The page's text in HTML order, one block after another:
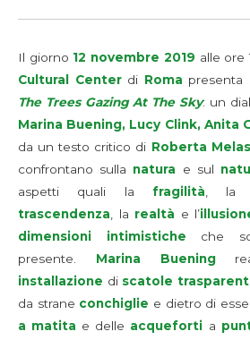
Il giorno 12 novembre 2019 alle ore
Cultural Centerdi Roma presenta
The Trees Gazing At The Sky: un
Marina Buening, Lucy Clink, Anita
da un testo critico di Roberta
confrontano sulla natura e sul
aspetti quali la fragilità, la
trascendenza, la realtà e l’
dimensioni intimistiche che
presente. Marina Buening
installazione discatole
da strane conchiglie e dietro di
a matita e delle acqueforti a